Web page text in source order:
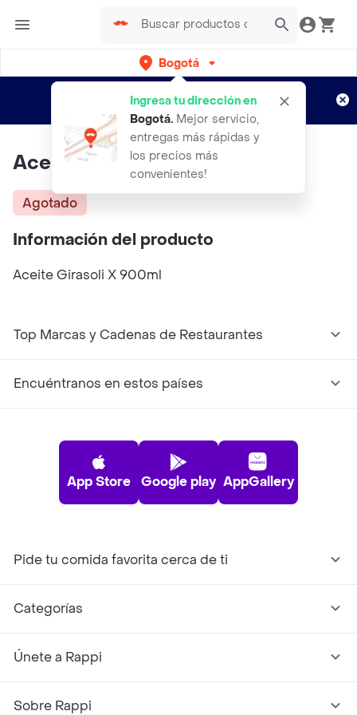
Bogotá
Ingresa tu dirección en
Bogotá. Mejor servicio,
entregas más rápidas y
los precios más
convenientes!
envíos gratis por semanas
Aplican TyC
Aceite Girasoli X 900ml
Agotado
Información del producto
Aceite Girasoli X 900ml
Top Marcas y Cadenas de Restaurantes
Encuéntranos en estos países
App Store Google play AppGallery
Pide tu comida favorita cerca de ti
Categorías
Únete a Rappi
Sobre Rappi